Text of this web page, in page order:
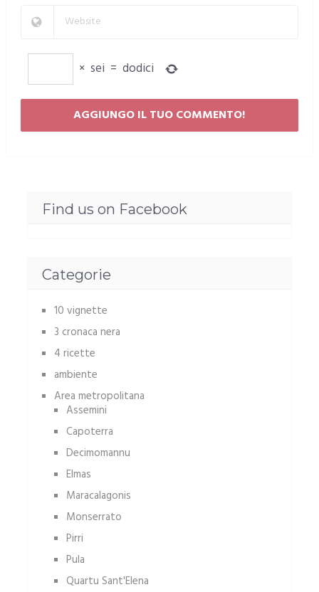
× sei = dodici
Find us on Facebook
Categorie
10 vignette
3 cronaca nera
4 ricette
ambiente
Area metropolitana
Assemini
Capoterra
Decimomannu
Elmas
Maracalagonis
Monserrato
Pirri
Pula
Quartu Sant'Elena